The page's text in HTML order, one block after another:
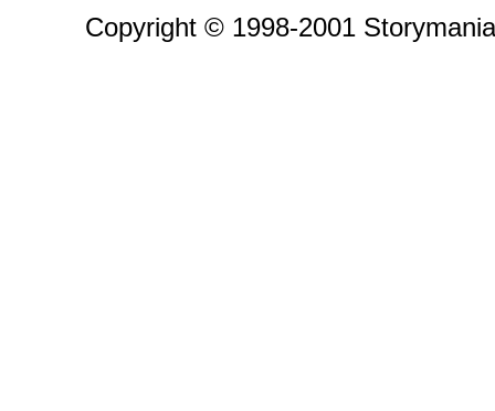
Copyright © 1998-2001